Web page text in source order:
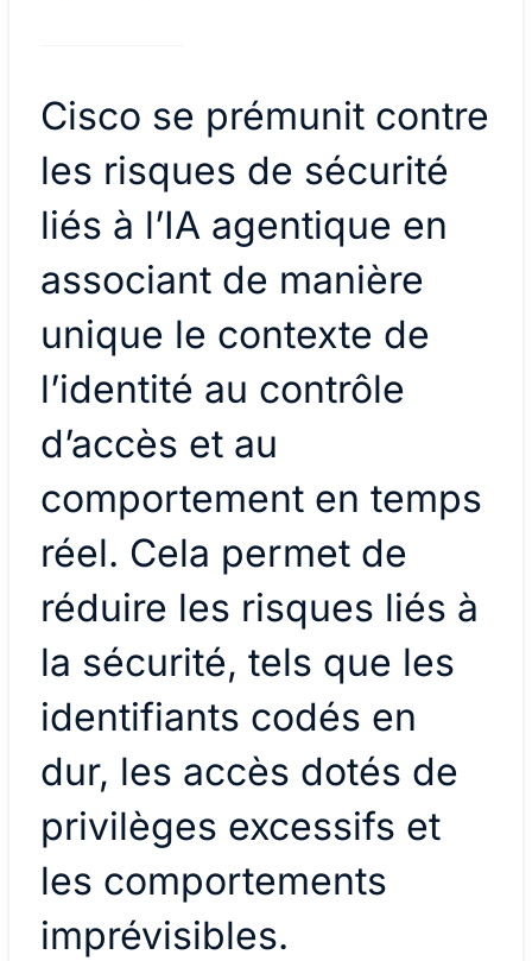
Cisco se prémunit contre
les risques de sécurité
liés à l’IA agentique en
associant de manière
unique le contexte de
l’identité au contrôle
d’accès et au
comportement en temps
réel. Cela permet de
réduire les risques liés à
la sécurité, tels que les
identifiants codés en
dur, les accès dotés de
privilèges excessifs et
les comportements
imprévisibles.